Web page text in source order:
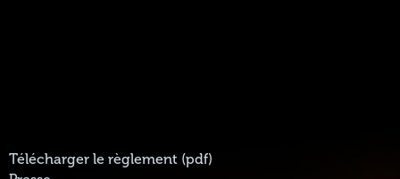
Télécharger le règlement (pdf)